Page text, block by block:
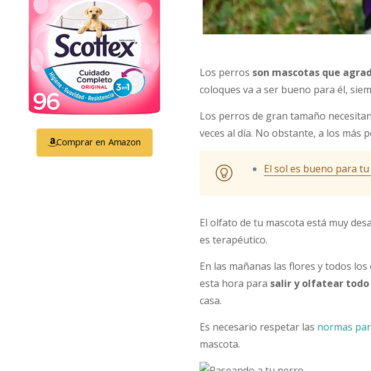
Los perros son mascotas que
coloques va a ser bueno para él,
Los perros de gran tamaño
veces al día. No obstante, a los más
El sol es bueno para
El olfato de tu mascota está muy
es terapéutico.
En las mañanas las flores y todos
esta hora para salir y olfatear todo
casa.
Es necesario respetar las normas
mascota.
Comprar en Amazon